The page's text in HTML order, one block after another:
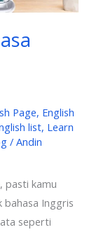
Page, English
list, Learn
/Andin
pasti kamu
bahasa Inggris
seperti